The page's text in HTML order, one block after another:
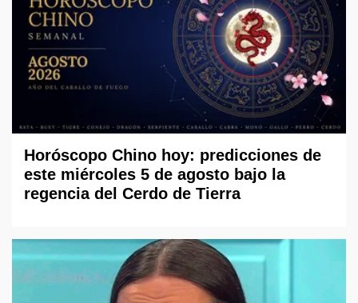
Horóscopo Chino hoy: predicciones de
este miércoles 5 de agosto bajo la
regencia del Cerdo de Tierra